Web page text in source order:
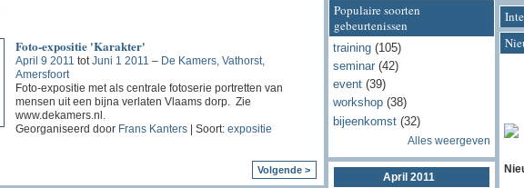
Foto-expositie 'Karakter'
April 9 2011 totJuni 1 2011 – De Kamers, Vathorst,
Amersfoort
Foto-expositie met als centrale fotoserie portretten van
mensen uit een bijna verlaten Vlaams dorp. Zie
www.dekamers.nl.
Georganiseerd door Frans Kanters| Soort: expositie
Volgende >
Populaire soorten
gebeurtenissen
training(105)
seminar(42)
event(39)
workshop(38)
bijeenkomst(32)
Alles weergeven
April 2011